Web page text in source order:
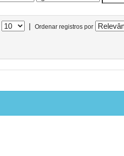
| Ordenar registros por